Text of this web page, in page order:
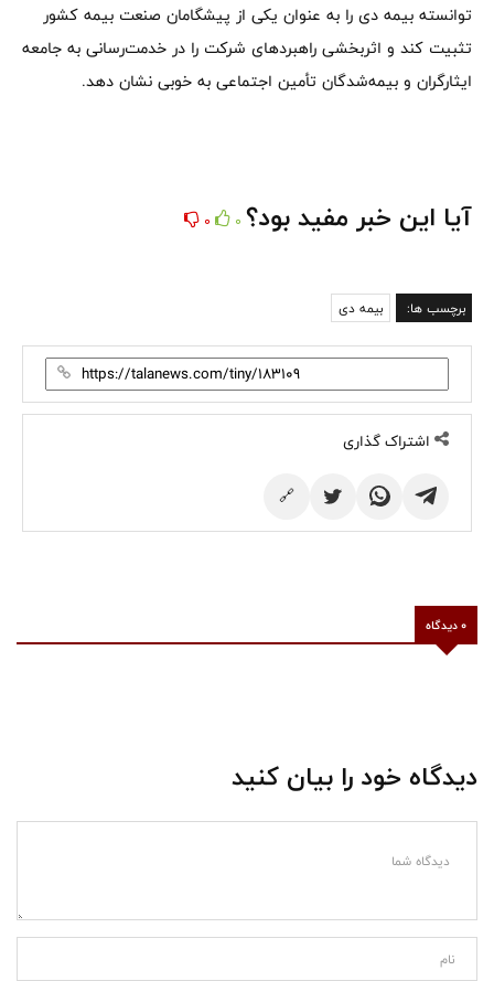
توانسته بیمه دی را به عنوان یکی از پیشگامان صنعت بیمه کشور
تثبیت کند و اثربخشی راهبردهای شرکت را در خدمت‌رسانی به جامعه
ایثارگران و بیمه‌شدگان تأمین اجتماعی به خوبی نشان دهد.
آیا این خبر مفید بود؟ 0
0
برچسب ها: بیمه دی
اشتراک گذاری
🔗
0 دیدگاه
دیدگاه خود را بیان کنید